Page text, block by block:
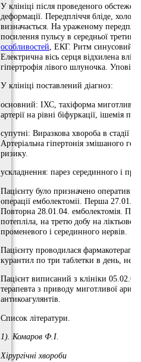
У клініці після проведеного
деформації. Передпліччя бліде,
визначається. На ураженому
посилення пульсу в середньої
особливостей , ЕКГ. Ритм синусовий
Електрична вісь серця відхилена
гіпертрофія лівого шлуночка.
У клініці поставлений діагноз:
основний: ІХС, тахіформа миготливої
артерії на рівні біфуркації, ішемія
супутні: Виразкова хвороба в стадії
Артеріальна гіпертонія змішаного
ризику.
ускладнення: парез серединного і
Пацієнту було призначено
операції емболектоміі. Перша
Повторна 28.01.04. емболектомія.
потепліла, на третю добу на ліктьової
променевого і серединного нервів.
Пацієнту проводилася
курантил по три таблетки в день,
Пацієнт виписаний з клініки
терапевта з приводу миготливої
антикоагулянтів.
Список літератури.
1). Комаров Ф.І.
Хірургічні хвороби